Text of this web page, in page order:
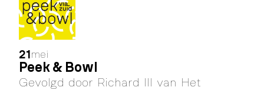
21 mei
Peek & Bowl
Gevolgd door Richard III van Het